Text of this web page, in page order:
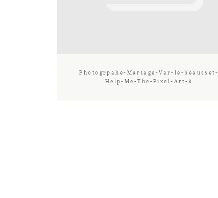
Photogrpahe-Mariage-Var-le-beausset-
Help-Me-The-Pixel-Art-8